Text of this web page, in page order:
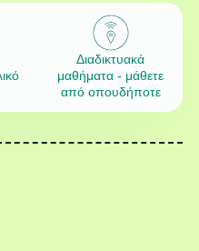
Διαδικτυακά
μαθήματα - μάθετε
από οπουδήποτε